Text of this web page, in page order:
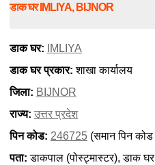
डाक घर IMLIYA, BIJNOR
डाक घर:
IMLIYA
डाक घर प्रकार: शाखा कार्यालय
जिला: BIJNOR
राज्य: उत्तर प्रदेश
पिन कोड: 246725 (समान पिन
पता: डाकपाल (पोस्ट्मास्टर), डाक